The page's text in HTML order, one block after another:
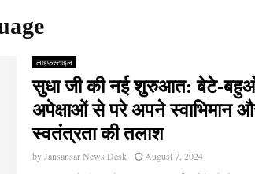
लाइफस्टाइल
सुधा जी की नई शुरुआत: बेटे-
अपेक्षाओं से परे अपने स्वाभिमान
स्वतंत्रता की तलाश
byJansansar News Desk August 7, 2024